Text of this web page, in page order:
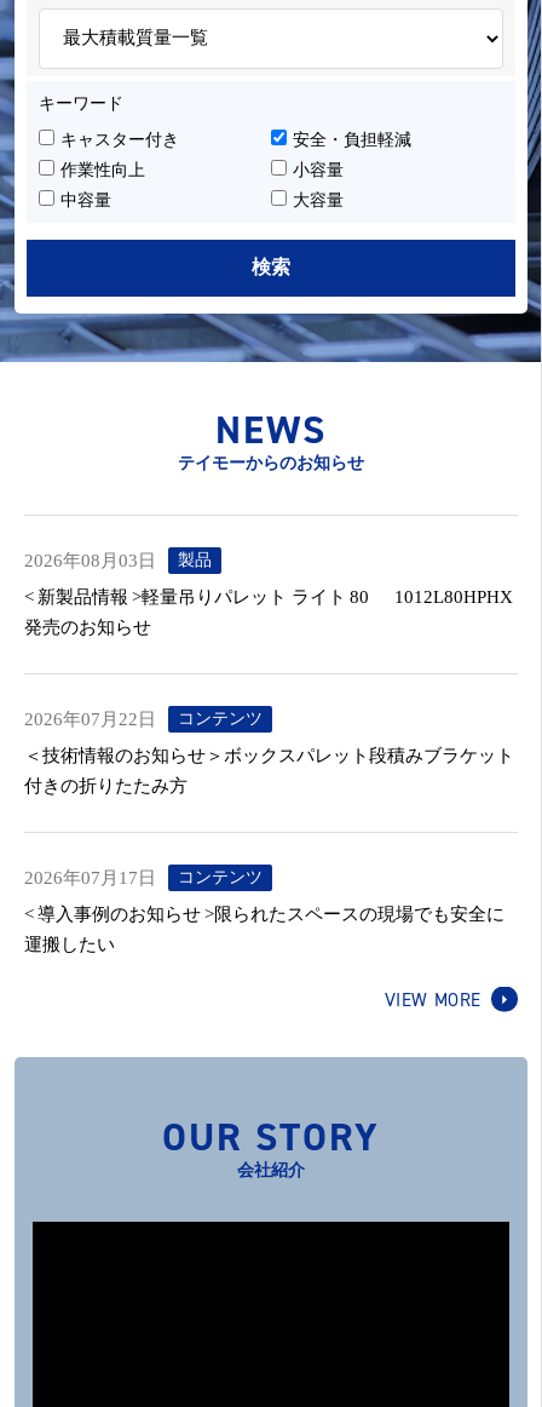
キーワード
キャスター付き
安全・負担軽減
作業性向上
小容量
中容量
大容量
NEWS
テイモーからのお知らせ
2026年08月03日 製品
< 新製品情報 >軽量吊りパレット ライト 80 1012L80HPHX
発売のお知らせ
2026年07月22日 コンテンツ
＜技術情報のお知らせ＞ボックスパレット段積みブラケット
付きの折りたたみ方
2026年07月17日 コンテンツ
< 導入事例のお知らせ >限られたスペースの現場でも安全に
運搬したい
VIEW MORE
OUR STORY
会社紹介